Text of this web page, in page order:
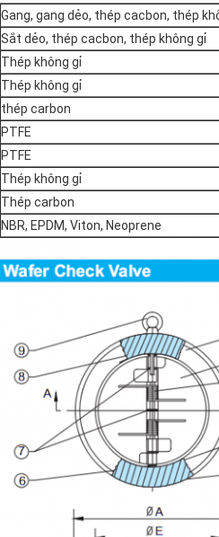
Gang, gang dẻo, thép cacbon, thép
Sắt dẻo, thép cacbon, thép không gỉ
Thép không gỉ
Thép không gỉ
thép carbon
PTFE
PTFE
Thép không gỉ
Thép carbon
NBR, EPDM, Viton, Neoprene